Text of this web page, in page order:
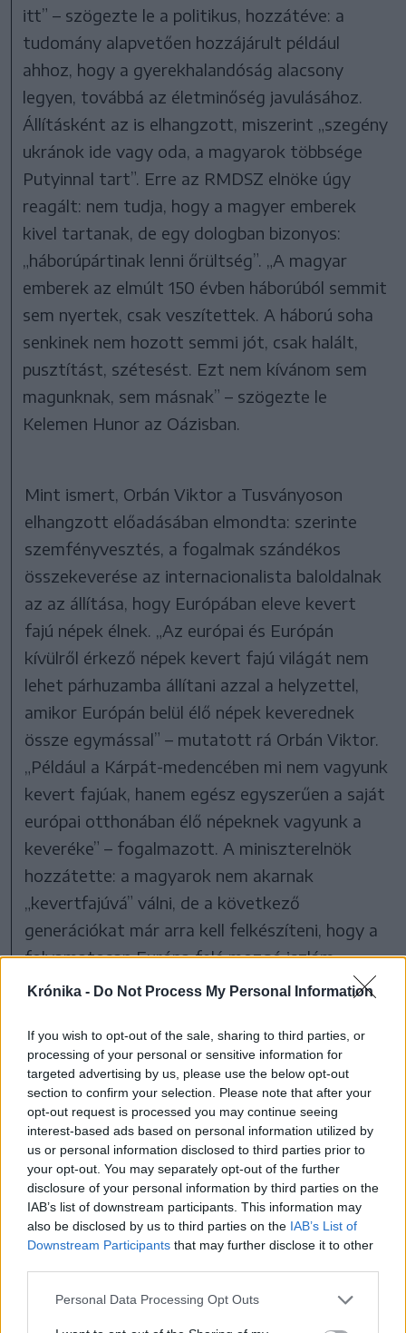
Krónika - Do Not Process My Personal Information
If you wish to opt-out of the sale, sharing to third parties, or
processing of your personal or sensitive information for
targeted advertising by us, please use the below opt-out
section to confirm your selection. Please note that after your
opt-out request is processed you may continue seeing
interest-based ads based on personal information utilized by
us or personal information disclosed to third parties prior to
your opt-out. You may separately opt-out of the further
disclosure of your personal information by third parties on the
IAB’s list of downstream participants. This information may
also be disclosed by us to third parties on the IAB’s List of
Downstream Participants that may further disclose it to other
Personal Data Processing Opt Outs
itt” – szögezte le a politikus, hozzátéve: a
tudomány alapvetően hozzájárult például
ahhoz, hogy a gyerekhalandóság alacsony
legyen, továbbá az életminőség javulásához.
Állításként az is elhangzott, miszerint „szegény
ukránok ide vagy oda, a magyarok többsége
Putyinnal tart”. Erre az RMDSZ elnöke úgy
reagált: nem tudja, hogy a magyer emberek
kivel tartanak, de egy dologban bizonyos:
„háborúpártinak lenni őrültség”. „A magyar
emberek az elmúlt 150 évben háborúból semmit
sem nyertek, csak veszítettek. A háború soha
senkinek nem hozott semmi jót, csak halált,
pusztítást, szétesést. Ezt nem kívánom sem
magunknak, sem másnak” – szögezte le
Kelemen Hunor az Oázisban.
Mint ismert, Orbán Viktor a Tusványoson
elhangzott előadásában elmondta: szerinte
szemfényvesztés, a fogalmak szándékos
összekeverése az internacionalista baloldalnak
az az állítása, hogy Európában eleve kevert
fajú népek élnek. „Az európai és Európán
kívülről érkező népek kevert fajú világát nem
lehet párhuzamba állítani azzal a helyzettel,
amikor Európán belül élő népek keverednek
össze egymással” – mutatott rá Orbán Viktor.
„Például a Kárpát-medencében mi nem vagyunk
kevert fajúak, hanem egész egyszerűen a saját
európai otthonában élő népeknek vagyunk a
keveréke” – fogalmazott. A miniszterelnök
hozzátette: a magyarok nem akarnak
„kevertfajúvá” válni, de a következő
generációkat már arra kell felkészíteni, hogy a
folyamatosan Európa felé mozgó iszlám
civilizáció terjeszkedését már nemcsak déli,
megoldva a Nyugatról menekülő keresztények
befogadását is.
A kijelentést számos román közméltóság –
köztük Klaus Iohannis államfő – és vezető
politikus elítélte, felszólítva az RMDSZ-t,
tisztázza az Orbán Viktor véleményével
kapcsolatos álláspontját. A PNL néhány
politikusa kezdeményezte, hogy az RMDSZ-t
távolítsák el a kormányból, a koalícióban
azonban nem került terítékre ilyen formában a